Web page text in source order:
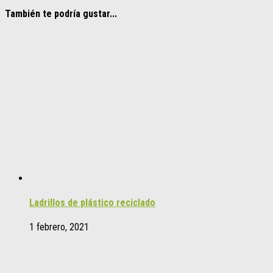
También te podría gustar...
Ladrillos de plástico reciclado
1 febrero, 2021